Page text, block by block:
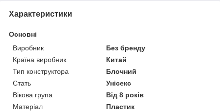
Характеристики
Основні
Виробник
Без бренду
Країна виробник
Китай
Тип конструктора
Блочний
Стать
Унісекс
Вікова група
Від 8 років
Матеріал
Пластик